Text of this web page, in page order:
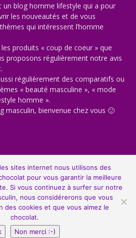
un blog homme lifestyle qui a pour
les nouveautés et de vous
qui intéressent l’homme
produits « coup de coeur » que
proposons régulièrement notre avis
régulièrement des comparatifs ou
« beauté masculine », « mode
homme ».
masculin, bienvenue chez vous 🙂
Reserved. Gentleman Moderne est un
mode masculine, de la beauté, du lifestyle,
et du high-tech.
sites internet nous utilisons des
pour vous garantir la meilleure
Si vous continuez à surfer sur notre
nous considérerons que vous
des cookies et que vous aimez le
chocolat.
Non merci :-)